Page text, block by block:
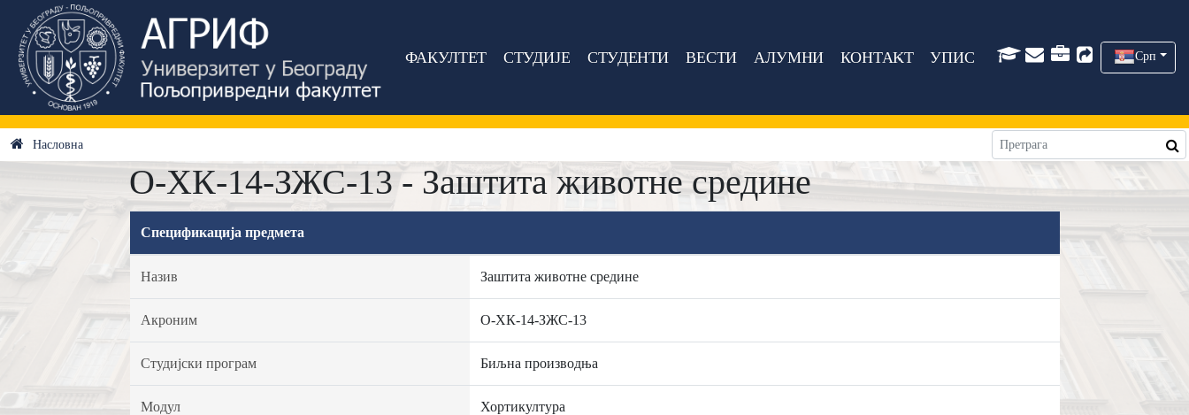
ФАКУЛТЕТ СТУДИЈЕ СТУДЕНТИ ВЕСТИ АЛУМНИ КОНТАКТ УПИС Срп
Насловна
О-ХК-14-ЗЖС-13 - Заштита животне средине
Спецификација предмета
Назив Заштита животне средине
Акроним О-ХК-14-ЗЖС-13
Студијски програм Биљна производња
Модул Хортикултура